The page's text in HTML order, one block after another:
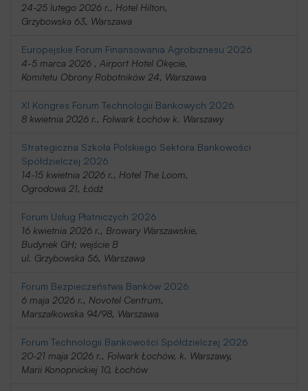
24-25 lutego 2026 r., Hotel Hilton,
Grzybowska 63, Warszawa
Europejskie Forum Finansowania Agrobiznesu 2026
4-5 marca 2026 , Airport Hotel Okęcie,
Komitetu Obrony Robotników 24, Warszawa
XI Kongres Forum Technologii Bankowych 2026
8 kwietnia 2026 r., Folwark Łochów k. Warszawy
Strategiczna Szkoła Polskiego Sektora Bankowości
Spółdzielczej 2026
14-15 kwietnia 2026 r., Hotel The Loom,
Ogrodowa 21, Łódź
Forum Usług Płatniczych 2026
16 kwietnia 2026 r., Browary Warszawskie,
Budynek GH; wejście B
ul. Grzybowska 56, Warszawa
Forum Bezpieczeństwa Banków 2026
6 maja 2026 r., Novotel Centrum,
Marszałkowska 94/98, Warszawa
Forum Technologii Bankowości Spółdzielczej 2026
20-21 maja 2026 r., Folwark Łochów, k. Warszawy,
Marii Konopnickiej 10, Łochów